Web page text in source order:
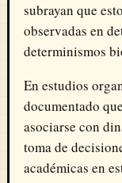
subrayan que
observadas en
determinismos
En estudios
documentado
asociarse con
toma de
académicas en